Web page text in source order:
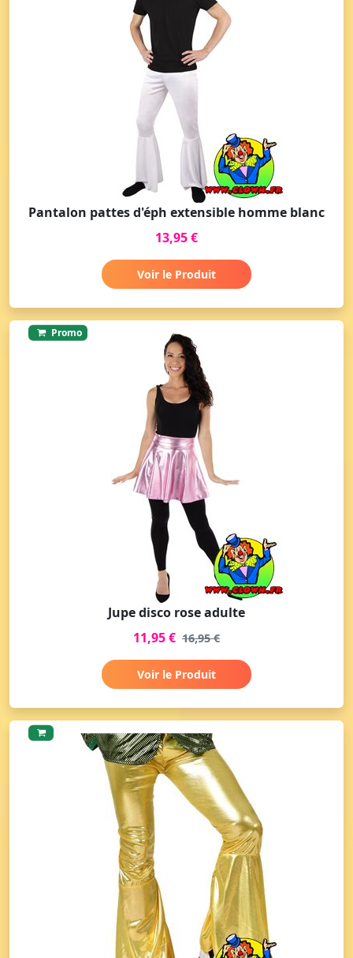
Pantalon pattes d'éph extensible homme blanc
13,95 €
Voir le Produit
Promo
Jupe disco rose adulte
11,95 € 16,95 €
Voir le Produit